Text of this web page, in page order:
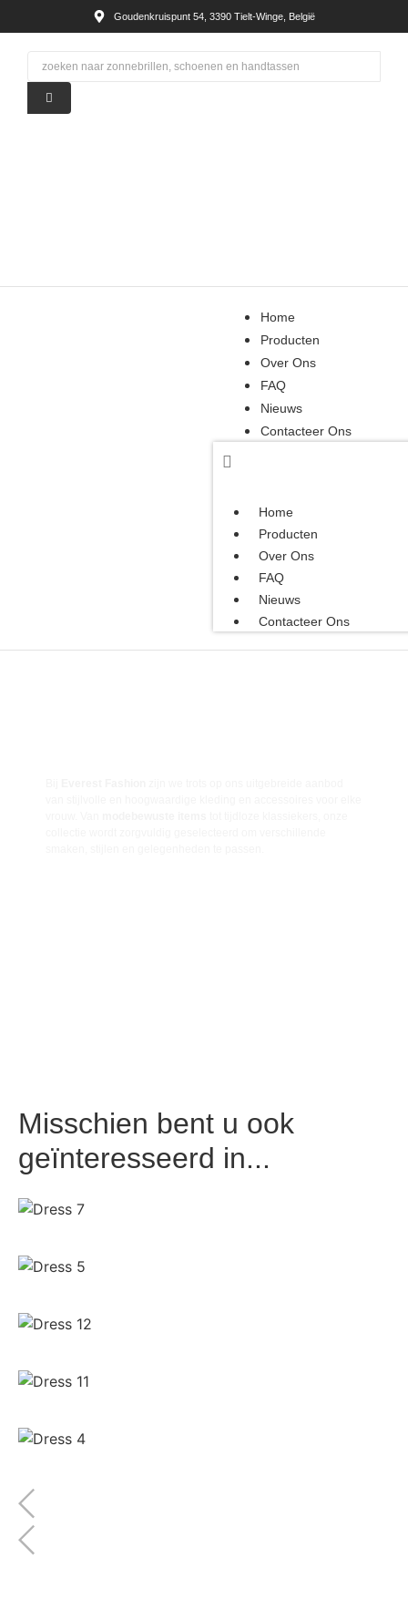
Goudenkruispunt 54, 3390 Tielt-Winge, België
Home
Producten
Over Ons
FAQ
Nieuws
Contacteer Ons
Home
Producten
Over Ons
FAQ
Nieuws
Contacteer Ons
Misschien bent u ook
geïnteresseerd in...